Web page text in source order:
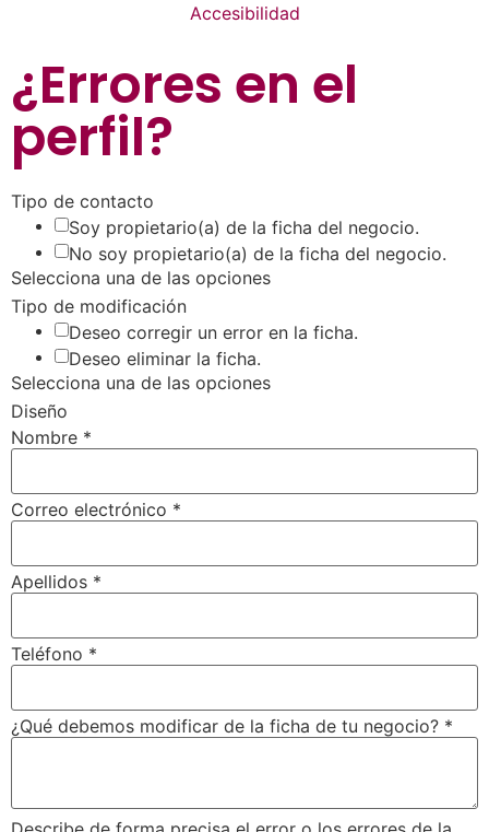
Accesibilidad
¿Errores en el
perfil?
Tipo de contacto
Soy propietario(a) de la ficha del negocio.
No soy propietario(a) de la ficha del negocio.
Selecciona una de las opciones
Tipo de modificación
Deseo corregir un error en la ficha.
Deseo eliminar la ficha.
Selecciona una de las opciones
Diseño
Nombre *
Correo electrónico *
Apellidos *
Teléfono *
¿Qué debemos modificar de la ficha de tu negocio? *